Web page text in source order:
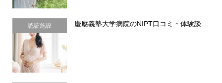
認証施設 慶應義塾大学病院のNIPT口コミ・体験談